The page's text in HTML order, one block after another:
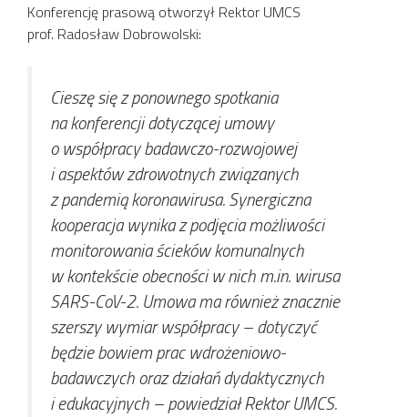
Konferencję prasową otworzył Rektor UMCS
prof. Radosław Dobrowolski:
Cieszę się z ponownego spotkania
na konferencji dotyczącej umowy
o współpracy badawczo-rozwojowej
i aspektów zdrowotnych związanych
z pandemią koronawirusa. Synergiczna
kooperacja wynika z podjęcia możliwości
monitorowania ścieków komunalnych
w kontekście obecności w nich m.in. wirusa
SARS-CoV-2. Umowa ma również znacznie
szerszy wymiar współpracy – dotyczyć
będzie bowiem prac wdrożeniowo-
badawczych oraz działań dydaktycznych
i edukacyjnych – powiedział Rektor UMCS.